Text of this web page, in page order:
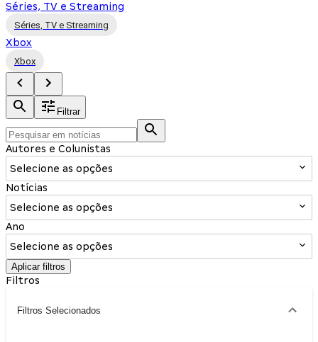
Séries, TV e Streaming
Séries, TV e Streaming
Xbox
Xbox
Filtrar
Autores e Colunistas
Selecione as opções
Notícias
Selecione as opções
Ano
Selecione as opções
Aplicar filtros
Filtros
Filtros Selecionados